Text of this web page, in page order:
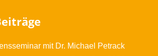
mit Dr. Michael Petrack